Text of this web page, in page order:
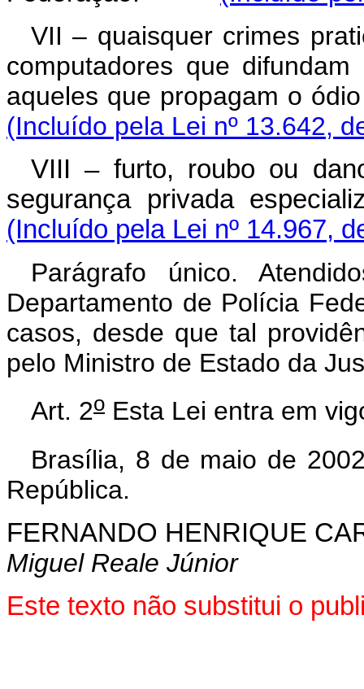
VII – quaisquer crimes
computadores que
aqueles que propagam o
(Incluído pela Lei nº 13.642,
VIII – furto, roubo ou
segurança privada
(Incluído pela Lei nº 14.967,
Parágrafo único.
Departamento de Polícia
casos, desde que tal
pelo Ministro de Estado da
Art. 2o Esta Lei entra em
Brasília, 8 de maio de
República.
FERNANDO HENRIQUE
Miguel Reale Júnior
Este texto não substitui o